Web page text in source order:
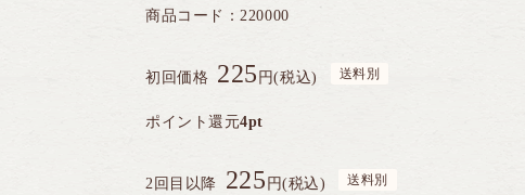
商品コード：220000
初回価格 225 円(税込)
ポイント還元4pt
2回目以降 225 円(税込)